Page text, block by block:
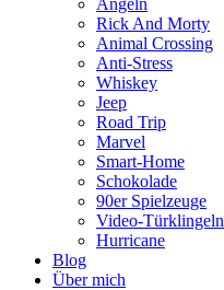
Angeln
Rick And Morty
Animal Crossing
Anti-Stress
Whiskey
Jeep
Road Trip
Marvel
Smart-Home
Schokolade
90er Spielzeuge
Video-Türklingeln
Hurricane
Blog
Über mich